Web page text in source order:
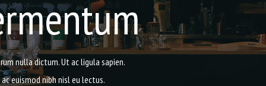
nulla dictum. Ut ac ligula sapien.
euismod nibh nisl eu lectus.